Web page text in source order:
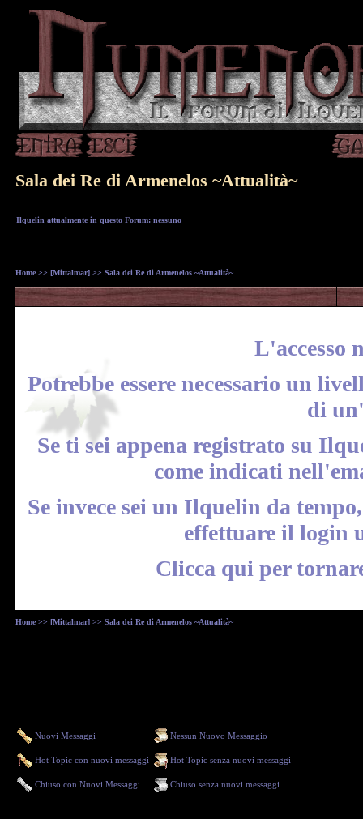
Sala dei Re di Armenelos ~Attualità~
Ilquelin attualmente in questo Forum: nessuno
Home >> [Mittalmar] >> Sala dei Re di Armenelos ~Attualità~
L'accesso
Potrebbe essere necessario un
di
Se ti sei appena registrato su
come indicati
Se invece sei un Ilquelin da
effettuare il login
Clicca qui per
Home >> [Mittalmar] >> Sala dei Re di Armenelos ~Attualità~
Nuovi Messaggi Nessun Nuovo Messaggio
Hot Topic con nuovi messaggi Hot Topic senza nuovi messaggi
Chiuso con Nuovi Messaggi Chiuso senza nuovi messaggi